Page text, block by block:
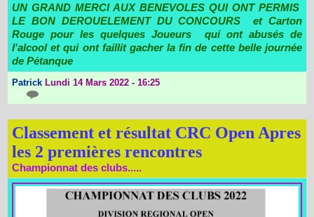
UN GRAND MERCI AUX BENEVOLES QUI ONT PERMIS
LE BON DEROUELEMENT DU CONCOURS et Carton
Rouge pour les quelques Joueurs qui ont abusés de
l'alcool et qui ont faillit gacher la fin de cette belle journée
de Pétanque
Patrick Lundi 14 Mars 2022 - 16:25
{0}
Classement et résultat CRC Open Apres
les 2 premières rencontres
Championnat des clubs.....